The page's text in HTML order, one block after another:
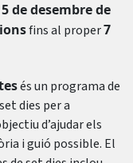
de desembre de
fins al proper7
és un programa de
dies per a
d’ajudar els
i guió possible. El